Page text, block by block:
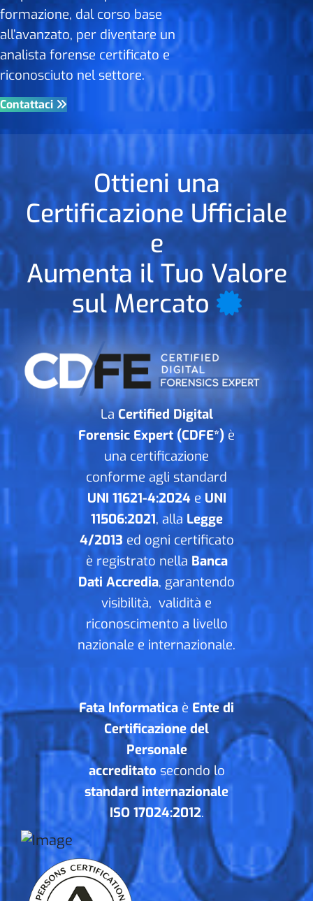
formazione, dal corso base
all’avanzato, per diventare un
analista forense certificato e
riconosciuto nel settore.
Contattaci
Ottieni una
Certificazione Ufficiale
e
Aumenta il Tuo Valore
sul Mercato
La Certified Digital
Forensic Expert (CDFE*) è
una certificazione
conforme agli standard
UNI 11621-4:2024e UNI
11506:2021, alla Legge
4/2013 ed ogni certificato
è registrato nella Banca
Dati Accredia, garantendo
visibilità, validità e
riconoscimento a livello
nazionale e internazionale.
Fata Informatica è Ente di
Certificazione del
Personale
accreditato secondo lo
standard internazionale
ISO 17024:2012.